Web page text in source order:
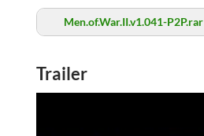
Men.of.War.II.v1.041-P2P.rar
Trailer